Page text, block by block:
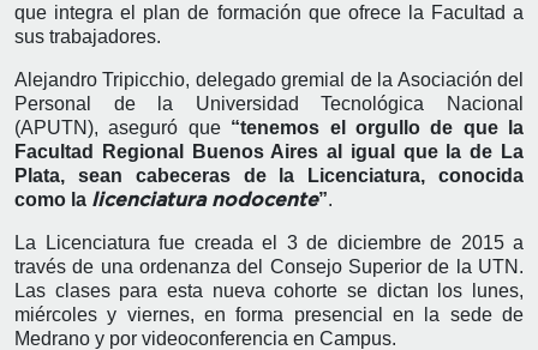
que integra el plan de formación que ofrece la Facultad a
sus trabajadores.
Alejandro Tripicchio, delegado gremial de la Asociación del
Personal de la Universidad Tecnológica Nacional
(APUTN), aseguró que“tenemos el orgullo de que la
Facultad Regional Buenos Aires al igual que la de La
Plata, sean cabeceras de la Licenciatura, conocida
como la licenciatura nodocente”.
La Licenciatura fue creada el 3 de diciembre de 2015 a
través de una ordenanza del Consejo Superior de la UTN.
Las clases para esta nueva cohorte se dictan los lunes,
miércoles y viernes, en forma presencial en la sede de
Medrano y por videoconferencia en Campus.